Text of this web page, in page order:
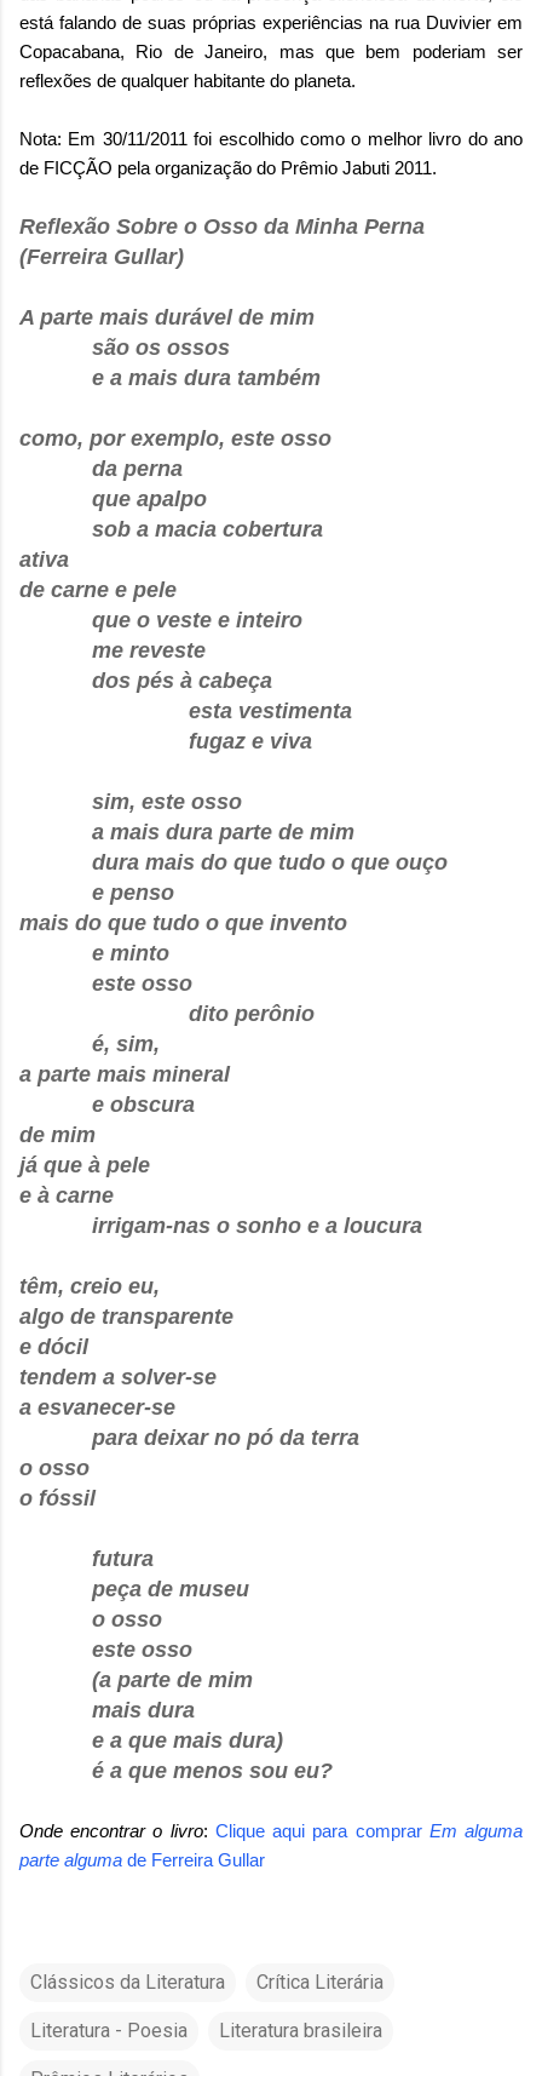
está falando de suas próprias experiências na rua Duvivier em
Copacabana, Rio de Janeiro, mas que bem poderiam ser
reflexões de qualquer habitante do planeta.
Nota: Em 30/11/2011 foi escolhido como o melhor livro do ano
de FICÇÃO pela organização do Prêmio Jabuti 2011.
Reflexão Sobre o Osso da Minha Perna
(Ferreira Gullar)
A parte mais durável de mim
são os ossos
e a mais dura também
como, por exemplo, este osso
da perna
que apalpo
sob a macia cobertura
ativa
de carne e pele
que o veste e inteiro
me reveste
dos pés à cabeça
esta vestimenta
fugaz e viva
sim, este osso
a mais dura parte de mim
dura mais do que tudo o que ouço
e penso
mais do que tudo o que invento
e minto
este osso
dito perônio
é, sim,
a parte mais mineral
e obscura
de mim
já que à pele
e à carne
irrigam-nas o sonho e a loucura
têm, creio eu,
algo de transparente
e dócil
tendem a solver-se
a esvanecer-se
para deixar no pó da terra
o osso
o fóssil
futura
peça de museu
o osso
este osso
(a parte de mim
mais dura
e a que mais dura)
é a que menos sou eu?
Onde encontrar o livro: Clique aqui para comprar Em alguma
parte alguma de Ferreira Gullar
Clássicos da Literatura Crítica Literária
Literatura - Poesia Literatura brasileira